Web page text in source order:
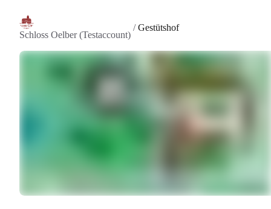
Schloss Oelber (Testaccount)
/Gestütshof